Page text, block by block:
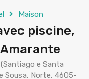
Maison
piscine,
e Santa
Sousa, Norte, 4605-